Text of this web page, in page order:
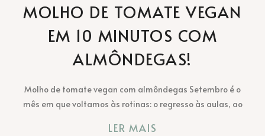
MOLHO DE TOMATE VEGAN
EM 10 MINUTOS COM
ALMÔNDEGAS!
Molho de tomate vegan com almôndegas Setembro é o
mês em que voltamos às rotinas: o regresso às aulas, ao
LER MAIS